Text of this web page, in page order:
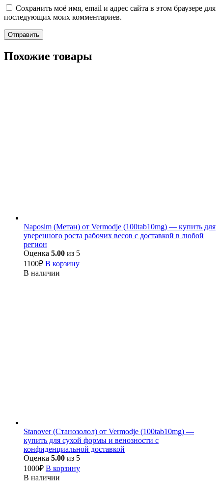
Сохранить моё имя, email и адрес сайта в этом браузере для
последующих моих комментариев.
Похожие товары
Naposim (Метан) от Vermodje (100tab10mg) — купить для
уверенного роста рабочих весов с доставкой в любой
регион
Оценка 5.00 из 5
1100₽ В корзину
В наличии
Stanover (Станозолол) от Vermodje (100tab10mg) —
купить для сухой формы и венозности с
конфиденциальной доставкой
Оценка 5.00 из 5
1000₽ В корзину
В наличии